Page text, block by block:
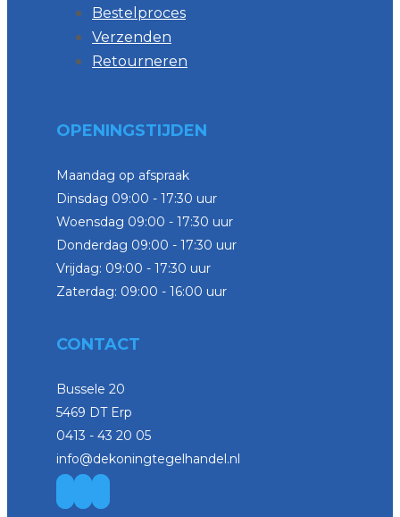
Bestelproces
Verzenden
Retourneren
OPENINGSTIJDEN
Maandag op afspraak
Dinsdag 09:00 - 17:30 uur
Woensdag 09:00 - 17:30 uur
Donderdag 09:00 - 17:30 uur
Vrijdag: 09:00 - 17:30 uur
Zaterdag: 09:00 - 16:00 uur
CONTACT
Bussele 20
5469 DT Erp
0413 - 43 20 05
info@dekoningtegelhandel.nl